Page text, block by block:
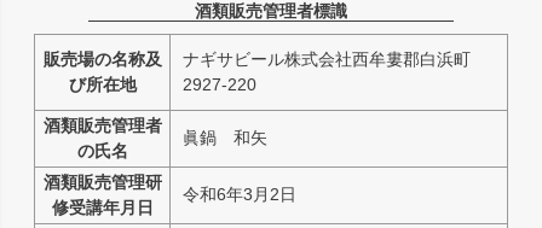
酒類販売管理者標識
販売場の名称及
び所在地
ナギサビール株式会社西牟婁郡白浜町
2927-220
酒類販売管理者
の氏名
眞鍋 和矢
酒類販売管理研
修受講年月日
令和6年3月2日